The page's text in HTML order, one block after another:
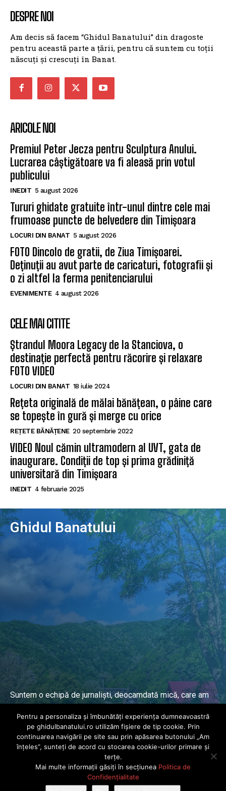
DESPRE NOI
Am decis să facem “Ghidul Banatului” din dragoste
pentru această parte a țării, pentru că suntem cu toții
născuți și crescuți în Banat.
ARICOLE NOI
Premiul Peter Jecza pentru Sculptura Anului.
Lucrarea câștigătoare va fi aleasă prin votul
publicului
INEDIT 5 august 2026
Tururi ghidate gratuite într-unul dintre cele mai
frumoase puncte de belvedere din Timișoara
LOCURI DIN BANAT 5 august 2026
FOTO Dincolo de gratii, de Ziua Timișoarei.
Deținuții au avut parte de caricaturi, fotografii și
o zi altfel la ferma penitenciarului
EVENIMENTE 4 august 2026
CELE MAI CITITE
Ștrandul Moora Legacy de la Stanciova, o
destinație perfectă pentru răcorire și relaxare
FOTO VIDEO
LOCURI DIN BANAT 18 iulie 2024
Rețeta originală de mălai bănățean, o pâine care
se topește în gură și merge cu orice
REȚETE BĂNĂȚENE 20 septembrie 2022
VIDEO Noul cămin ultramodern al UVT, gata de
inaugurare. Condiții de top și prima grădiniță
universitară din Timișoara
INEDIT 4 februarie 2025
Ghidul Banatului
Suntem o echipă de jurnaliști, deocamdată mică, care am
lucrat și lucrăm în presa locală și națională de mai mulți
ani.
© Ghidul Banatului 2025. Toate drepturile rezervate · Dezvoltat de
Power Media FX
Pentru a personaliza și îmbunătăți experiența dumneavoastră
pe ghidulbanatului.ro utilizăm fișiere de tip cookie. Prin
continuarea navigării pe site sau prin apăsarea butonului „Am
înțeles”, sunteți de acord cu stocarea cookie-urilor primare și
terțe.
Mai multe informații găsiți în secțiunea Politica de
Confidențialitate